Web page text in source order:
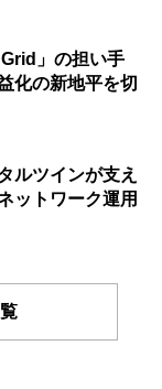
」の担い手
化の新地平を切
ルツインが支え
ットワーク運用